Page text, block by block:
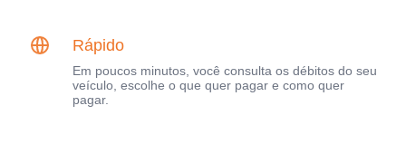
Rápido
Em poucos minutos, você consulta os débitos do seu
veículo, escolhe o que quer pagar e como quer
pagar.